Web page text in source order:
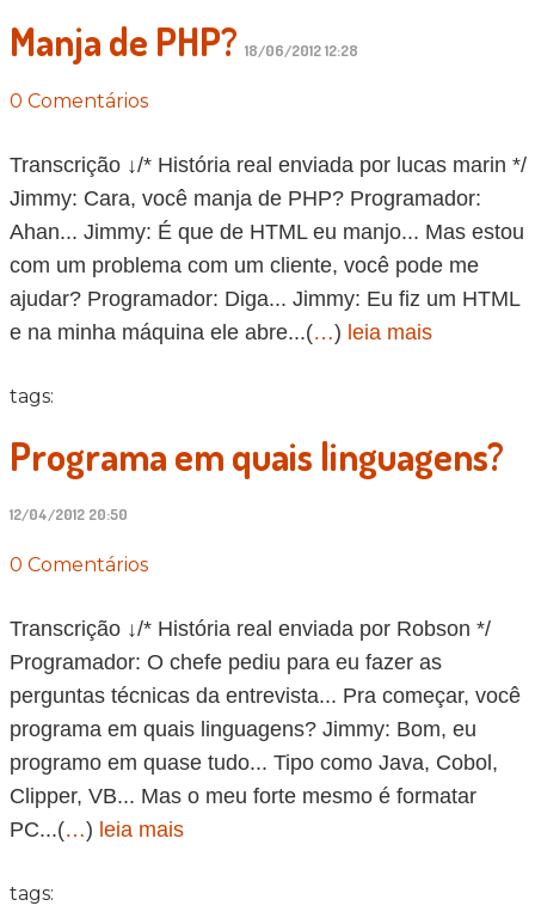
Manja de PHP? 18/06/2012 12:28
0 Comentários
Transcrição ↓/* História real enviada por lucas marin */
Jimmy: Cara, você manja de PHP? Programador:
Ahan... Jimmy: É que de HTML eu manjo... Mas estou
com um problema com um cliente, você pode me
ajudar? Programador: Diga... Jimmy: Eu fiz um HTML
e na minha máquina ele abre...(…) leia mais
tags:
Programa em quais linguagens?
12/04/2012 20:50
0 Comentários
Transcrição ↓/* História real enviada por Robson */
Programador: O chefe pediu para eu fazer as
perguntas técnicas da entrevista... Pra começar, você
programa em quais linguagens? Jimmy: Bom, eu
programo em quase tudo... Tipo como Java, Cobol,
Clipper, VB... Mas o meu forte mesmo é formatar
PC...(…) leia mais
tags: